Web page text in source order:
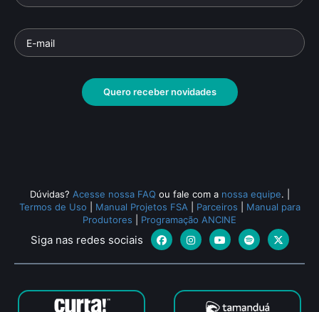
Quero receber novidades
Dúvidas? Acesse nossa FAQ ou fale com a nossa equipe.
Termos de Uso
Manual Projetos FSA Parceiros
Manual para
Produtores
Programação ANCINE
Siga nas redes sociais